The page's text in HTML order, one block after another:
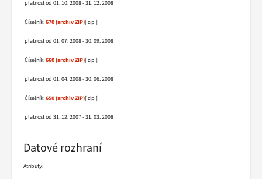
platnost od 01. 10. 2008 - 31. 12. 2008
Číselník:670 [ zip ]
platnost od 01. 07. 2008 - 30. 09. 2008
Číselník:660 [ zip ]
platnost od 01. 04. 2008 - 30. 06. 2008
Číselník:650 [ zip ]
platnost od 31. 12. 2007 - 31. 03. 2008
Datové rozhraní
Atributy: